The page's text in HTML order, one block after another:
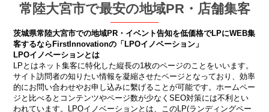
常陸大宮市で最安の地域PR・店舗集客
茨城県常陸大宮市での地域PR・イベント告知を低価格でLPにWEB集
客するならFirstInnovationの「LPOイノベーション」
LPOイノベーションとは
LPとはネット集客に特化した縦長の1枚のページのことをいいます。
サイト訪問者の知りたい情報を凝縮させたページとなっており、効率
的にお問い合わせやお申し込みに繫げることが可能です。ホームペー
ジと比べるとコンテンツやページ数が少なくSEO対策には不利とい
われています。LPOイノベーションとは、このLP(ランディングペー